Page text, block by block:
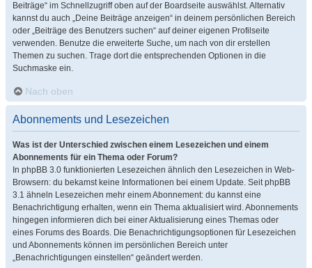
Beiträge“ im Schnellzugriff oben auf der Boardseite auswählst. Alternativ
kannst du auch „Deine Beiträge anzeigen“ in deinem persönlichen Bereich
oder „Beiträge des Benutzers suchen“ auf deiner eigenen Profilseite
verwenden. Benutze die erweiterte Suche, um nach von dir erstellen
Themen zu suchen. Trage dort die entsprechenden Optionen in die
Suchmaske ein.
Nach oben
Abonnements und Lesezeichen
Was ist der Unterschied zwischen einem Lesezeichen und einem
Abonnements für ein Thema oder Forum?
In phpBB 3.0 funktionierten Lesezeichen ähnlich den Lesezeichen in Web-
Browsern: du bekamst keine Informationen bei einem Update. Seit phpBB
3.1 ähneln Lesezeichen mehr einem Abonnement: du kannst eine
Benachrichtigung erhalten, wenn ein Thema aktualisiert wird. Abonnements
hingegen informieren dich bei einer Aktualisierung eines Themas oder
eines Forums des Boards. Die Benachrichtigungsoptionen für Lesezeichen
und Abonnements können im persönlichen Bereich unter
„Benachrichtigungen einstellen“ geändert werden.